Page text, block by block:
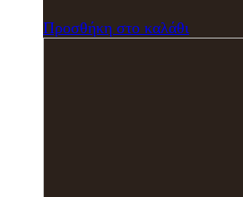
Προσθήκη στο καλάθι